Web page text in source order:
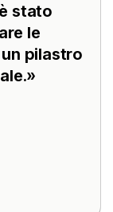
stato
le
pilastro